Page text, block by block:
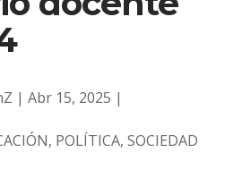
| Abr 15, 2025 |
, POLÍTICA, SOCIEDAD